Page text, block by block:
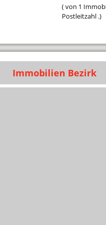
( von 1
Postleitzahl .)
Immobilien Bezirk